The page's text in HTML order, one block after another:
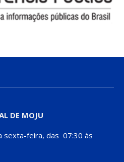
DE MOJU
sexta-feira, das 07:30 às